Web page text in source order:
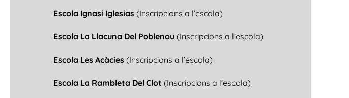
Escola Ignasi Iglesias(Inscripcions a l’escola)
Escola La Llacuna Del Poblenou(Inscripcions a l’escola)
Escola Les Acàcies(Inscripcions a l’escola)
Escola La Rambleta Del Clot(Inscripcions a l’escola)